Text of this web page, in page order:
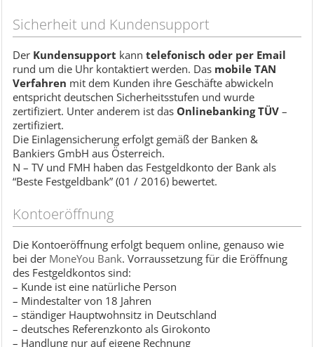
Sicherheit und Kundensupport
Der Kundensupport kanntelefonisch oder per Email
rund um die Uhr kontaktiert werden. Das mobile TAN
Verfahren mit dem Kunden ihre Geschäfte abwickeln
entspricht deutschen Sicherheitsstufen und wurde
zertifiziert. Unter anderem ist das Onlinebanking TÜV –
zertifiziert.
Die Einlagensicherung erfolgt gemäß der Banken &
Bankiers GmbH aus Österreich.
N – TV und FMH haben das Festgeldkonto der Bank als
“Beste Festgeldbank” (01 / 2016) bewertet.
Kontoeröffnung
Die Kontoeröffnung erfolgt bequem online, genauso wie
bei der MoneYou Bank. Vorraussetzung für die Eröffnung
des Festgeldkontos sind:
– Kunde ist eine natürliche Person
– Mindestalter von 18 Jahren
– ständiger Hauptwohnsitz in Deutschland
– deutsches Referenzkonto als Girokonto
– Handlung nur auf eigene Rechnung